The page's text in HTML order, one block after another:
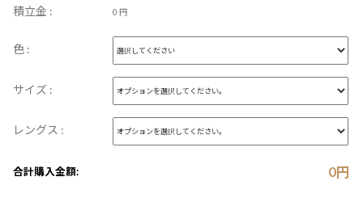
積立金 : 0 円
色 :
サイズ :
レングス :
合計購入金額: 0円